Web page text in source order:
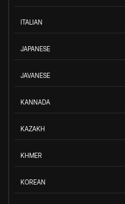
ITALIAN
JAPANESE
JAVANESE
KANNADA
KAZAKH
KHMER
KOREAN